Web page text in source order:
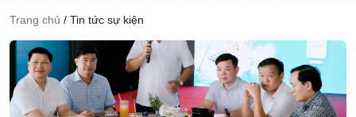
Trang chủ / Tin tức sự kiện